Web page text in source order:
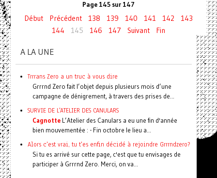
Page 145 sur 147
Début Précédent 138 139 140 141 142
143
144
145 146 147 Suivant Fin
A LA UNE
Trrrans Zero a un truc à vous dire
Grrrnd Zero fait l’objet depuis plusieurs mois d’une
campagne de dénigrement, à travers des prises de...
SURVIE DE L'ATELIER DES CANULARS
CagnotteL’Atelier des Canulars a eu une fin d'année
bien mouvementée : - Fin octobre le lieu a...
Alors c'est vrai, tu t'es enfin décidé à rejoindre Grrrndzero?
Si tu es arrivé sur cette page, c'est que tu envisages de
participer à Grrrnd Zero. Merci, on va...